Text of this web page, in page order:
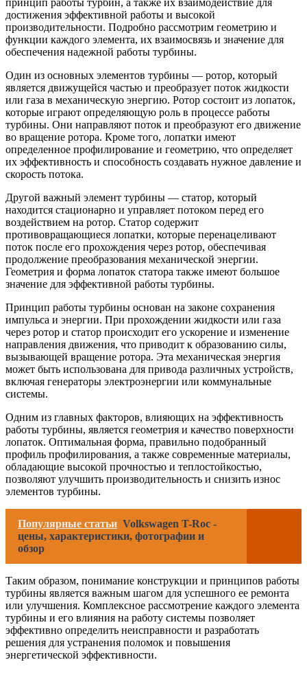
достижения эффективной работы и высокой
производительности. Подробно рассмотрим геометрию и
функции каждого элемента, их взаимосвязь и значение для
обеспечения надежной работы турбины.
Один из основных элементов турбины — ротор, который
является движущейся частью и преобразует поток жидкости
или газа в механическую энергию. Ротор состоит из лопаток,
которые играют определяющую роль в процессе работы
турбины. Они направляют поток и преобразуют его движение
во вращение ротора. Кроме того, лопатки имеют
определенное профилирование и геометрию, что определяет
их эффективность и способность создавать нужное давление и
скорость потока.
Другой важный элемент турбины — статор, который
находится стационарно и управляет потоком перед его
воздействием на ротор. Статор содержит
противовращающиеся лопатки, которые перенацеливают
поток после его прохождения через ротор, обеспечивая
продолжение преобразования механической энергии.
Геометрия и форма лопаток статора также имеют большое
значение для эффективной работы турбины.
Принцип работы турбины основан на законе сохранения
импульса и энергии. При прохождении жидкости или газа
через ротор и статор происходит его ускорение и изменение
направления движения, что приводит к образованию силы,
вызывающей вращение ротора. Эта механическая энергия
может быть использована для привода различных устройств,
включая генераторы электроэнергии или коммунальные
системы.
Одним из главных факторов, влияющих на эффективность
работы турбины, является геометрия и качество поверхности
лопаток. Оптимальная форма, правильно подобранный
профиль профилирования, а также современные материалы,
обладающие высокой прочностью и теплостойкостью,
позволяют улучшить производительность и снизить износ
элементов турбины.
Популярные статьи Volkswagen T-Roc -
цены, характеристики, фотографии и
обзор
Таким образом, понимание конструкции и принципов работы
турбины является важным шагом для успешного ее ремонта
или улучшения. Комплексное рассмотрение каждого элемента
турбины и его влияния на работу системы позволяет
эффективно определить неисправности и разработать
решения для устранения поломок и повышения
энергетической эффективности.